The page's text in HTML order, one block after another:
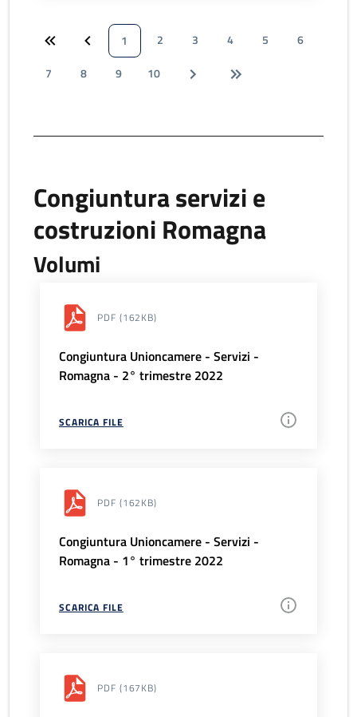
1 2 3 4 5
6
7
8 9 10
Congiuntura servizi e
costruzioni Romagna
Volumi
PDF (162KB)
Congiuntura Unioncamere - Servizi -
Romagna - 2° trimestre 2022
SCARICA FILE
PDF (162KB)
Congiuntura Unioncamere - Servizi -
Romagna - 1° trimestre 2022
SCARICA FILE
PDF (167KB)